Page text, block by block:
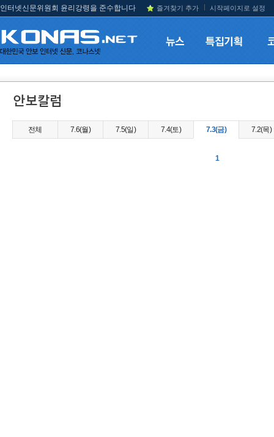
인터넷신문위원회 윤리강령을 준수합니다 즐겨찾기 추가 시작페이지로 설정
전체 7.6(월) 7.5(일) 7.4(토) 7.3(금) 7.2(목)
1